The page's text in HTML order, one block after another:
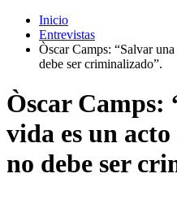
Inicio
Entrevistas
Òscar Camps: “Salvar
debe ser criminalizado”.
Òscar Camps:
vida es un
no debe ser